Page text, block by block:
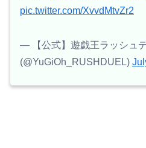
pic.twitter.com/XvvdMtvZr2
— 【公式】遊戯王ラッシュ
(@YuGiOh_RUSHDUEL)